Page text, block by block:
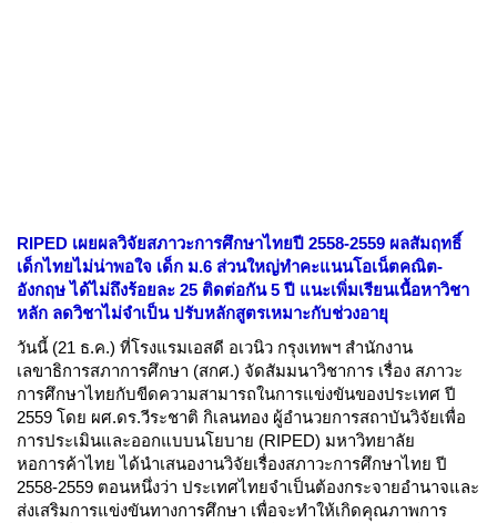
RIPED เผยผลวิจัยสภาวะการศึกษาไทยปี 2558-2559 ผลสัมฤทธิ์
เด็กไทยไม่น่าพอใจ เด็ก ม.6 ส่วนใหญ่ทำคะแนนโอเน็ตคณิต-
อังกฤษ ได้ไม่ถึงร้อยละ 25 ติดต่อกัน 5 ปี แนะเพิ่มเรียนเนื้อหาวิชา
หลัก ลดวิชาไม่จำเป็น ปรับหลักสูตรเหมาะกับช่วงอายุ
วันนี้ (21 ธ.ค.) ที่โรงแรมเอสดี อเวนิว กรุงเทพฯ สำนักงาน
เลขาธิการสภาการศึกษา (สกศ.) จัดสัมมนาวิชาการ เรื่อง สภาวะ
การศึกษาไทยกับขีดความสามารถในการแข่งขันของประเทศ ปี
2559 โดย ผศ.ดร.วีระชาติ กิเลนทอง ผู้อำนวยการสถาบันวิจัยเพื่อ
การประเมินและออกแบบนโยบาย (RIPED) มหาวิทยาลัย
หอการค้าไทย ได้นำเสนองานวิจัยเรื่องสภาวะการศึกษาไทย ปี
2558-2559 ตอนหนึ่งว่า ประเทศไทยจำเป็นต้องกระจายอำนาจและ
ส่งเสริมการแข่งขันทางการศึกษา เพื่อจะทำให้เกิดคุณภาพการ